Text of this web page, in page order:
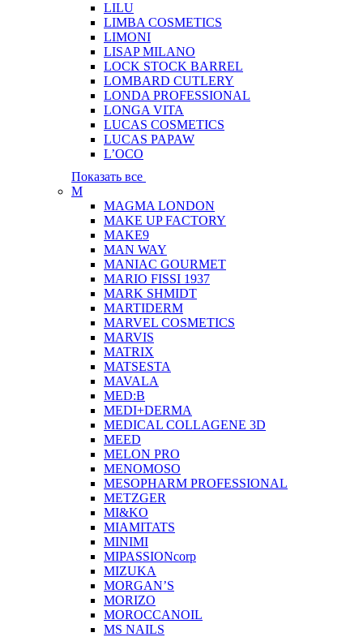
LILU
LIMBA COSMETICS
LIMONI
LISAP MILANO
LOCK STOCK BARREL
LOMBARD CUTLERY
LONDA PROFESSIONAL
LONGA VITA
LUCAS COSMETICS
LUCAS PAPAW
L’OCO
Показать все
M
MAGMA LONDON
MAKE UP FACTORY
MAKE9
MAN WAY
MANIAC GOURMET
MARIO FISSI 1937
MARK SHMIDT
MARTIDERM
MARVEL COSMETICS
MARVIS
MATRIX
MATSESTA
MAVALA
MED:B
MEDI+DERMA
MEDICAL COLLAGENE 3D
MEED
MELON PRO
MENOMOSO
MESOPHARM PROFESSIONAL
METZGER
MI&KO
MIAMITATS
MINIMI
MIPASSIONcorp
MIZUKA
MORGAN’S
MORIZO
MOROCCANOIL
MS NAILS